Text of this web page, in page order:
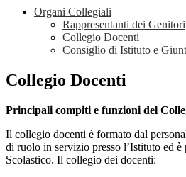
Organi Collegiali
Rappresentanti dei Genitori
Collegio Docenti
Consiglio di Istituto e
Collegio Docenti
Principali compiti e funzioni del
Il collegio docenti è formato dal
di ruolo in servizio presso l’Istituto ed
Scolastico. Il collegio dei docenti: